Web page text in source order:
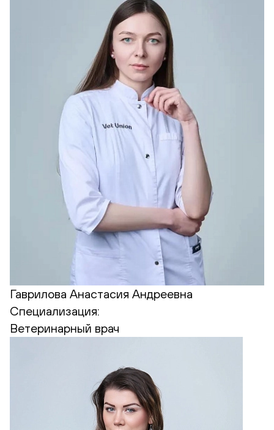
Гаврилова Анастасия Андреевна
Специализация:
Ветеринарный врач